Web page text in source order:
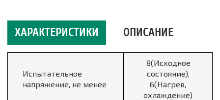
ХАРАКТЕРИСТИКИ ОПИСАНИЕ
Испытательное
напряжение, не менее
8(Исходное
состояние),
6(Нагрев,
охлаждение)